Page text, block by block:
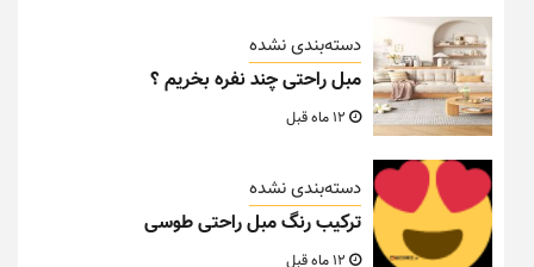
دسته‌بندی نشده
مبل راحتی چند نفره بخریم ؟
دسته‌بندی نشده
ترکیب رنگ مبل راحتی طوسی